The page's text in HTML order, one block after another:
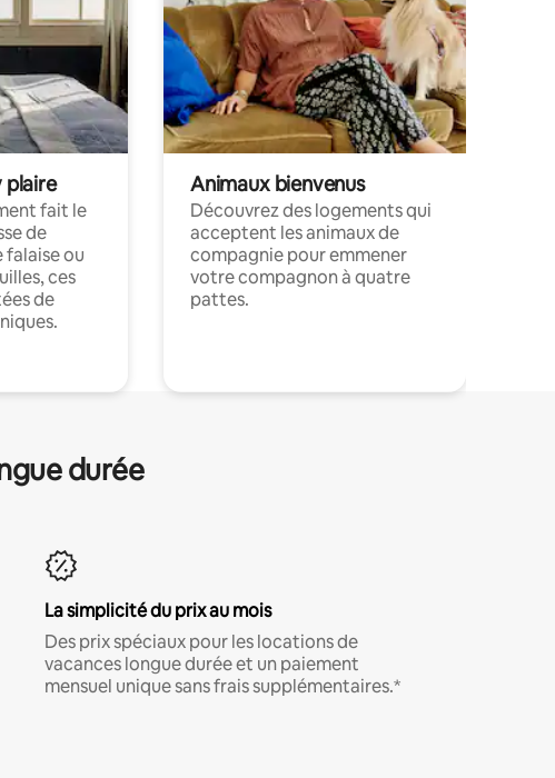
plaire
fait le
de
falaise ou
ces
de
Animaux bienvenus
Découvrez des logements qui
acceptent les animaux de
compagnie pour emmener
votre compagnon à quatre
pattes.
durée
La simplicité du prix au mois
Des prix spéciaux pour les locations de
vacances longue durée et un paiement
mensuel unique sans frais supplémentaires.*